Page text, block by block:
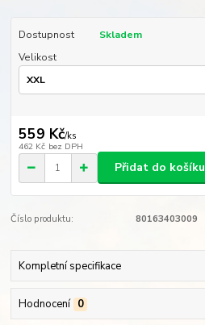
Dostupnost
Skladem
Velikost
559 Kč/ks
462 Kč bez DPH
Přidat do košíku
Číslo produktu: 80163403009
Kompletní specifikace
Hodnocení 0